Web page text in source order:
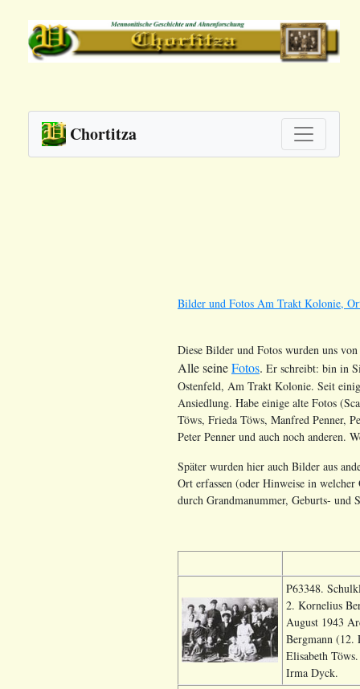
Chortitza
Bilder und Fotos Am Trakt Kolonie,
Diese Bilder und Fotos wurden uns
Alle seineFotos. Er schreibt: bin in
Ostenfeld, Am Trakt Kolonie. Seit
Ansiedlung. Habe einige alte Fotos
Töws, Frieda Töws, Manfred Penner,
Peter Penner und auch noch anderen.
Später wurden hier auch Bilder aus
Ort erfassen (oder Hinweise in
durch Grandmanummer, Geburts- und
P63348.
2. Kornelius
August 1943
Bergmann
Elisabeth
Irma Dyck.